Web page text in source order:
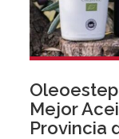
Mejor
Provincia